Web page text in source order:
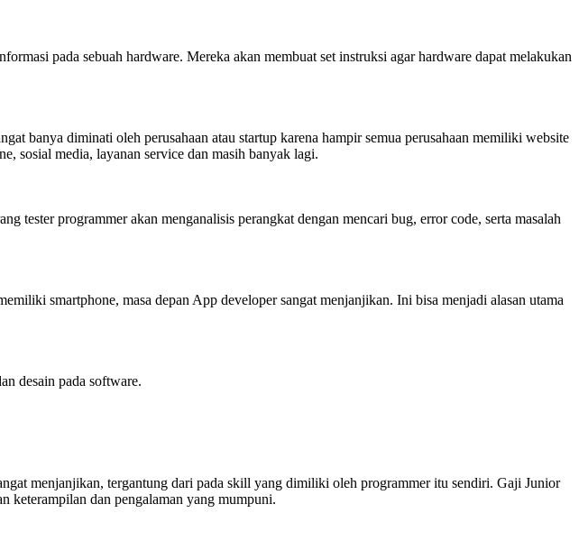
pada sebuah hardware. Mereka akan membuat set instruksi agar hardware dapat melakukan
banya diminati oleh perusahaan atau startup karena hampir semua perusahaan memiliki website
sosial media, layanan service dan masih banyak lagi.
tester programmer akan menganalisis perangkat dengan mencari bug, error code, serta masalah
smartphone, masa depan App developer sangat menjanjikan. Ini bisa menjadi alasan utama
desain pada software.
menjanjikan, tergantung dari pada skill yang dimiliki oleh programmer itu sendiri. Gaji Junior
keterampilan dan pengalaman yang mumpuni.